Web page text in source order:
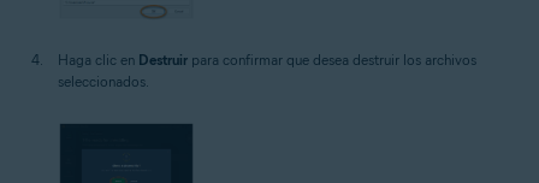
Haga clic en Destruir para confirmar que desea destruir los archivos
seleccionados.